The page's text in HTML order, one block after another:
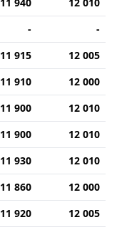
-
-
11 915
12 005
11 910
12 000
11 900
12 010
11 900
12 010
11 930
12 010
11 860
12 000
11 920
12 005